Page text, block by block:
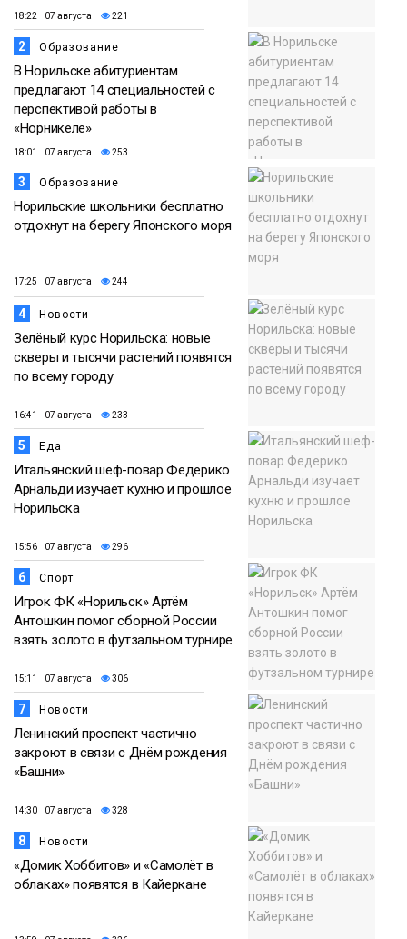
18:22 07 августа 221
2 Образование
В Норильске абитуриентам
предлагают 14 специальностей с
перспективой работы в
«Норникеле»
18:01 07 августа 253
3 Образование
Норильские школьники бесплатно
отдохнут на берегу Японского моря
17:25 07 августа 244
4 Новости
Зелёный курс Норильска: новые
скверы и тысячи растений появятся
по всему городу
16:41 07 августа 233
5 Еда
Итальянский шеф-повар Федерико
Арнальди изучает кухню и прошлое
Норильска
15:56 07 августа 296
6 Спорт
Игрок ФК «Норильск» Артём
Антошкин помог сборной России
взять золото в футзальном турнире
15:11 07 августа 306
7 Новости
Ленинский проспект частично
закроют в связи с Днём рождения
«Башни»
14:30 07 августа 328
8 Новости
«Домик Хоббитов» и «Самолёт в
облаках» появятся в Кайеркане